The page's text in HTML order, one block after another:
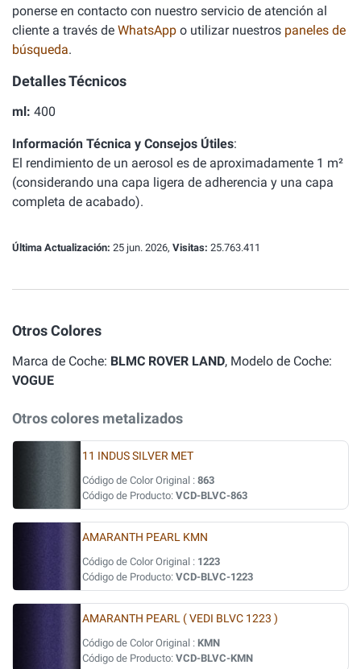
ponerse en contacto con nuestro servicio de atención al
cliente a través de WhatsApp o utilizar nuestros paneles de
búsqueda.
Detalles Técnicos
ml: 400
Información Técnica y Consejos Útiles:
El rendimiento de un aerosol es de aproximadamente 1 m²
(considerando una capa ligera de adherencia y una capa
completa de acabado).
Última Actualización: 25 jun. 2026, Visitas: 25.763.411
Otros Colores
Marca de Coche: BLMC ROVER LAND, Modelo de Coche:
VOGUE
Otros colores metalizados
11 INDUS SILVER MET
Código de Color Original : 863
Código de Producto: VCD-BLVC-863
AMARANTH PEARL KMN
Código de Color Original : 1223
Código de Producto: VCD-BLVC-1223
AMARANTH PEARL ( VEDI BLVC 1223 )
Código de Color Original : KMN
Código de Producto: VCD-BLVC-KMN